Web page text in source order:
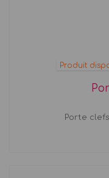
Produit
Porte